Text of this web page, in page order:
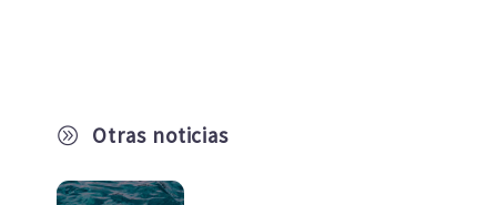
A Otras noticias